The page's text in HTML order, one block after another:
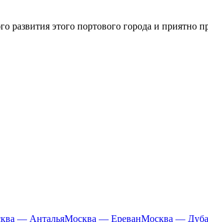
этого портового города и приятно
— АнтальяМосква — ЕреванМосква —